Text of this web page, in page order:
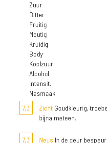
Zuur
Bitter
Fruitig
Moutig
Kruidig
Body
Koolzuur
Alcohol
Intensit.
Nasmaak
7,3
Zicht Goudkleurig,
bijna meteen.
7,3 Neus In de geur